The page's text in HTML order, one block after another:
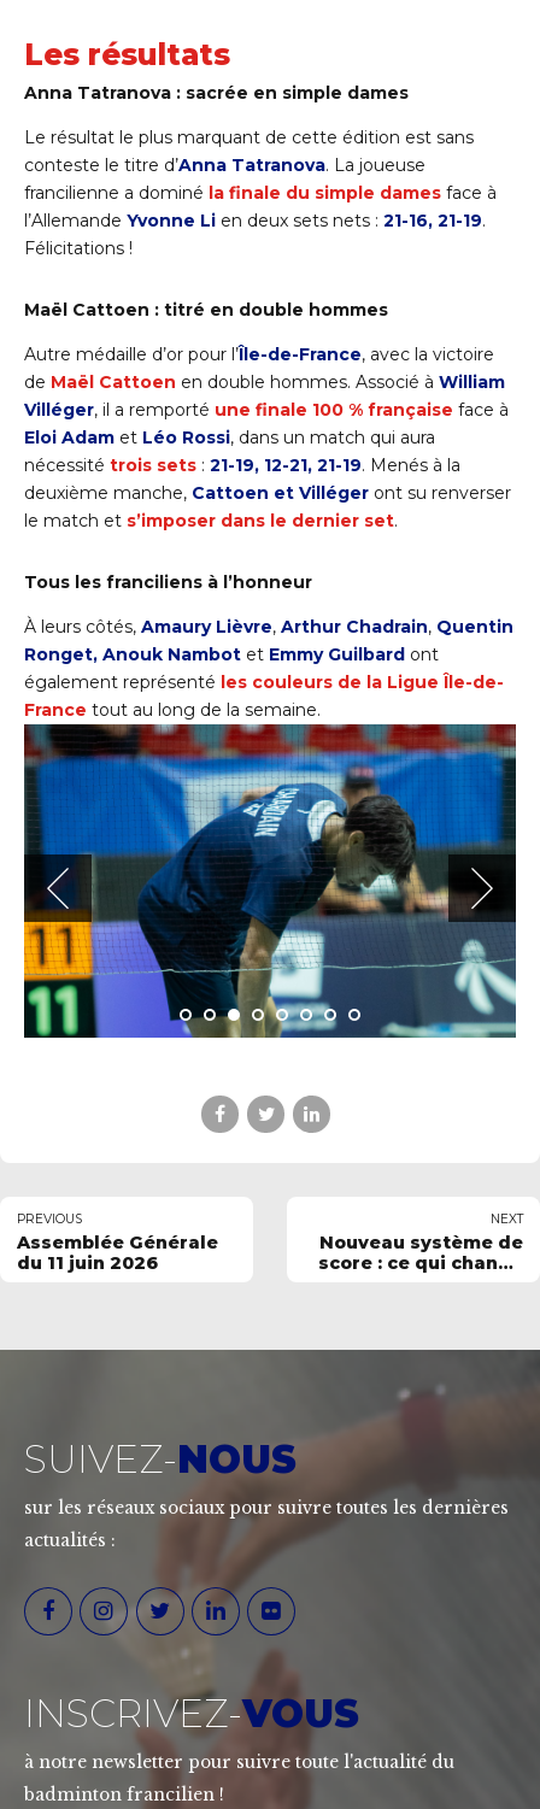
Les résultats
Anna Tatranova : sacrée en simple dames
Le résultat le plus marquant de cette édition est sans
conteste le titre d’Anna Tatranova. La joueuse
francilienne a dominé a finale du simple dames face à
l’Allemande Yvonne Li en deux sets nets : 21-16, 21-19.
Félicitations !
Maël Cattoen : titré en double hommes
Autre médaille d’or pour l’Île-de-France, avec la victoire
de Maël Cattoen en double hommes. Associé à William
Villéger, il a remporté une finale 100 % française face à
Eloi Adam et Léo Rossi, dans un match qui aura
nécessité trois sets : 21-19, 12-21, 21-19. Menés à la
deuxième manche, Cattoen et Villéger ont su renverser
le match et s’imposer dans le dernier set.
Tous les franciliens à l’honneur
À leurs côtés, Amaury Lièvre, Arthur Chadrain, Quentin
Ronget, Anouk Nambot et Emmy Guilbard ont
également représenté les couleurs de la Ligue Île-de-
France tout au long de la semaine.
PREVIOUS
Assemblée Générale
du 11 juin 2026
NEXT
Nouveau système de
score : ce qui change
SUIVEZ-NOUS
sur les réseaux sociaux pour suivre toutes les dernières
actualités :
INSCRIVEZ-VOUS
à notre newsletter pour suivre toute l'actualité du
badminton francilien !